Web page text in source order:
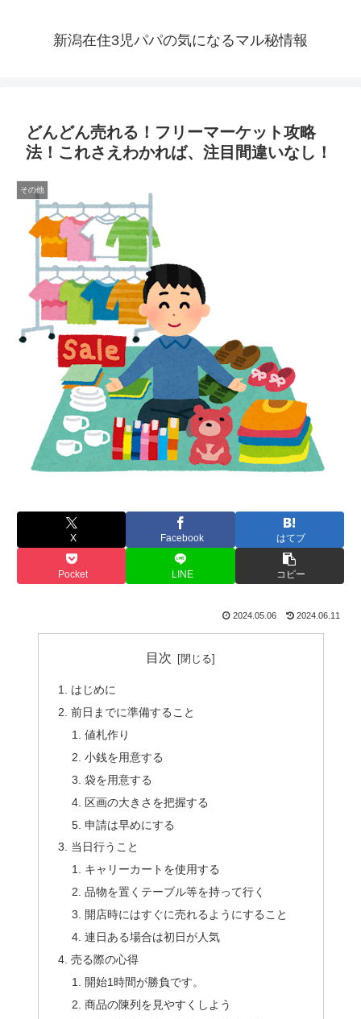
新潟在住3児パパの気になるマル秘情報
どんどん売れる！フリーマーケット攻略
法！これさえわかれば、注目間違いなし！
その他
X Facebook はてブ
Pocket LINE コピー
2024.05.06 2024.06.11
目次
はじめに
前日までに準備すること
値札作り
小銭を用意する
袋を用意する
区画の大きさを把握する
申請は早めにする
当日行うこと
キャリーカートを使用する
品物を置くテーブル等を持って行く
開店時にはすぐに売れるようにすること
連日ある場合は初日が人気
売る際の心得
開始1時間が勝負です。
商品の陳列を見やすくしよう